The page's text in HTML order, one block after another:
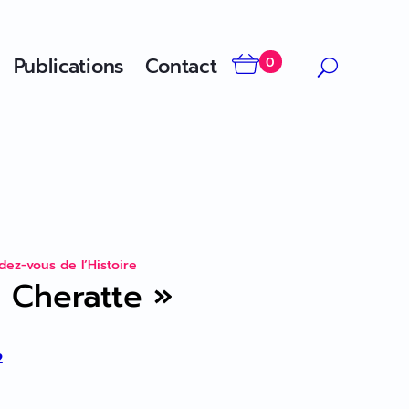
Publications Contact 0
vous de l’Histoire
Cheratte »